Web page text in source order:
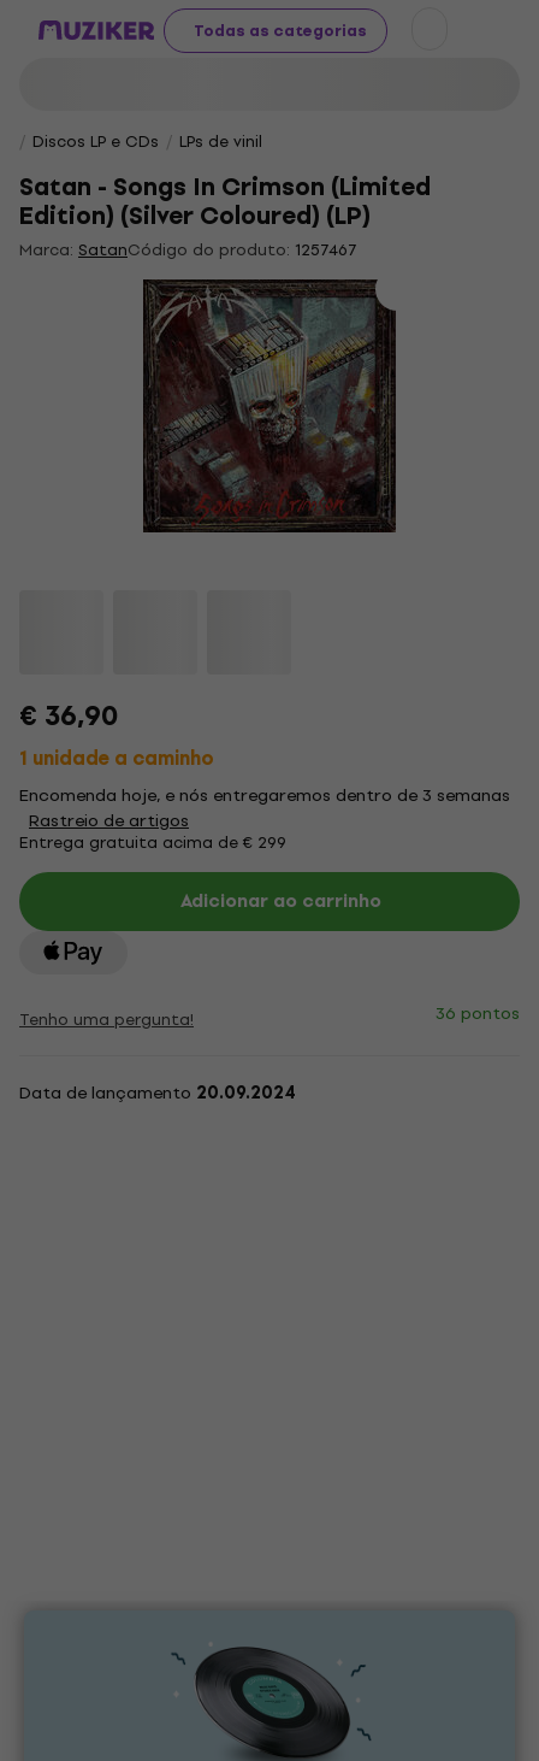
Todas as categorias
Discos LP e CDs LPs de vinil
Satan - Songs In Crimson (Limited
Edition) (Silver Coloured) (LP)
Marca: SatanCódigo do produto: 1257467
€ 36,90
1 unidade a caminho
Encomenda hoje, e nós entregaremos dentro de 3 semanas
Rastreio de artigos
Entrega gratuita acima de € 299
Adicionar ao carrinho
Tenho uma pergunta! 36 pontos
Data de lançamento 20.09.2024